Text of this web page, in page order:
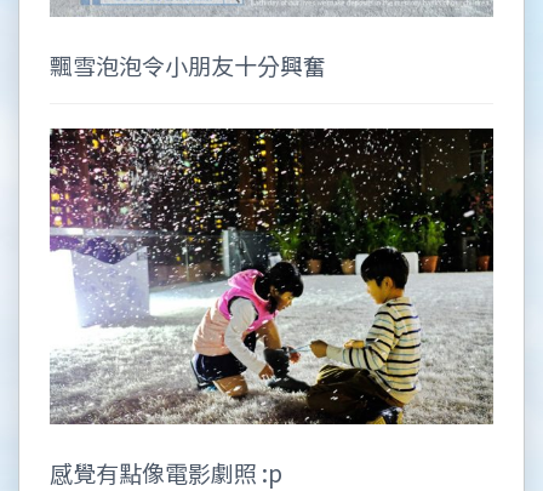
飄雪泡泡令小朋友十分興奮
感覺有點像電影劇照 :p